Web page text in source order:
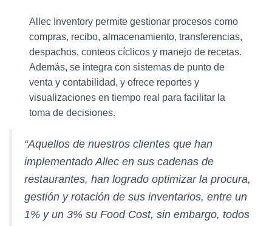
Allec Inventory permite gestionar procesos como
compras, recibo, almacenamiento, transferencias,
despachos, conteos cíclicos y manejo de recetas.
Además, se integra con sistemas de punto de
venta y contabilidad, y ofrece reportes y
visualizaciones en tiempo real para facilitar la
toma de decisiones.
“Aquellos de nuestros clientes que han
implementado Allec en sus cadenas de
restaurantes, han logrado optimizar la procura,
gestión y rotación de sus inventarios, entre un
1% y un 3% su Food Cost, sin embargo, todos